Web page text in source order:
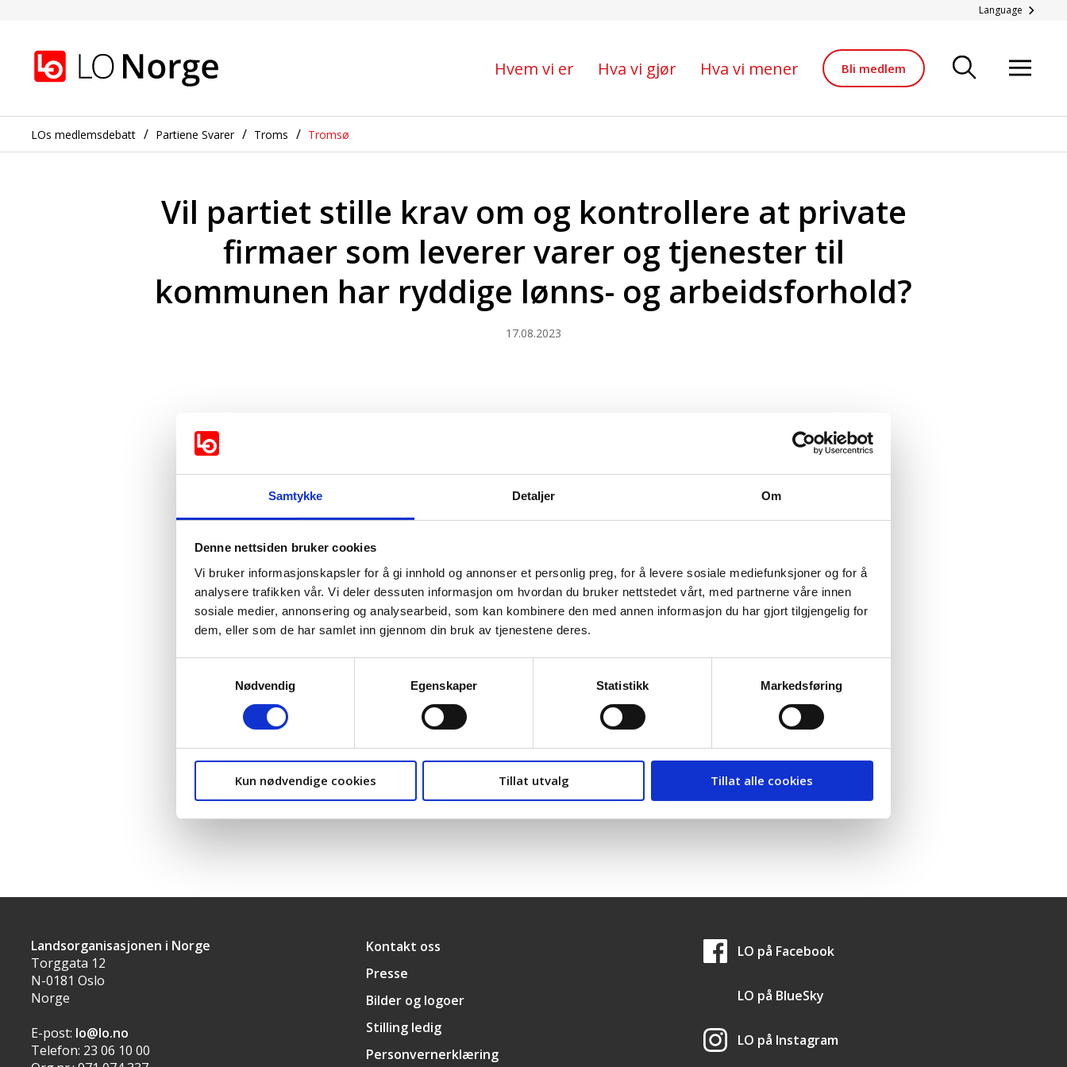
Samtykke Detaljer Om
Denne nettsiden bruker cookies
Vi bruker informasjonskapsler for å gi innhold og annonser et personlig preg, for å levere sosiale mediefunksjoner og for å
analysere trafikken vår. Vi deler dessuten informasjon om hvordan du bruker nettstedet vårt, med partnerne våre innen
sosiale medier, annonsering og analysearbeid, som kan kombinere den med annen informasjon du har gjort tilgjengelig for
dem, eller som de har samlet inn gjennom din bruk av tjenestene deres.
Nødvendig
Egenskaper Statistikk Markedsføring
Kun nødvendige cookies Tillat utvalg Tillat alle cookies
Language
Hvem vi er Hva vi gjør Hva vi mener Bli medlem
LOs medlemsdebatt Partiene Svarer Troms Tromsø
Vil partiet stille krav om og kontrollere at private
firmaer som leverer varer og tjenester til
kommunen har ryddige lønns- og arbeidsforhold?
17.08.2023
Arbeiderpartiet Høyre Fremskrittspartiet Kristelig Folkeparti
Sosialistisk Venstreparti Rødt
Støttes ikke av:
Senterpartiet Miljøpartiet De Grønne
Landsorganisasjonen i Norge
Torggata 12
N-0181 Oslo
Norge
E-post: lo@lo.no
Telefon: 23 06 10 00
Snarveier
Kontakt oss
Presse
Bilder og logoer
Stilling ledig
Personvernerklæring
LO i sosiale medier
LO på Facebook
LO på BlueSky
LO på Instagram